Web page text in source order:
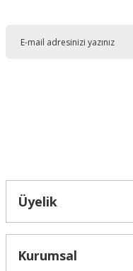
Üyelik
Kurumsal